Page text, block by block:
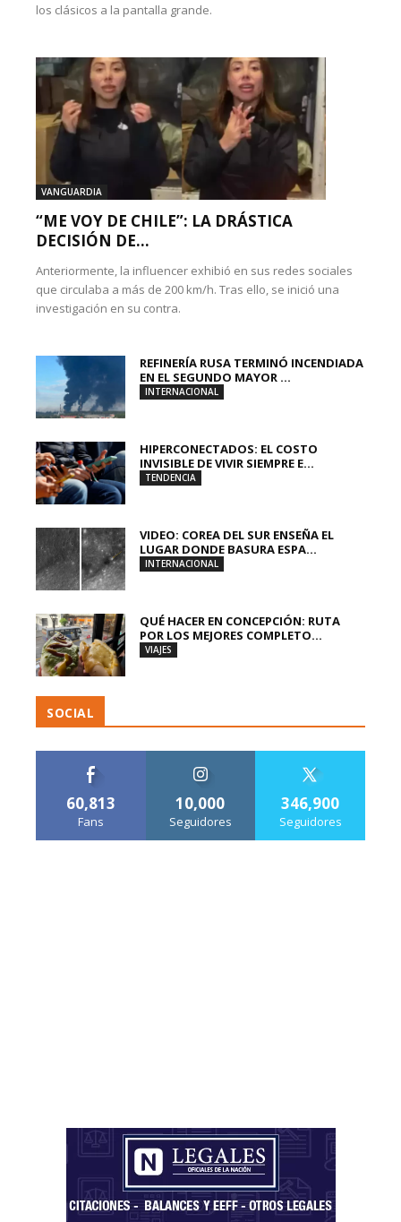
los clásicos a la pantalla grande.
VANGUARDIA
“ME VOY DE CHILE”: LA DRÁSTICA
DECISIÓN DE...
Anteriormente, la influencer exhibió en sus redes sociales
que circulaba a más de 200 km/h. Tras ello, se inició una
investigación en su contra.
REFINERÍA RUSA TERMINÓ INCENDIADA
EN EL SEGUNDO MAYOR ...
INTERNACIONAL
HIPERCONECTADOS: EL COSTO
INVISIBLE DE VIVIR SIEMPRE E...
TENDENCIA
VIDEO: COREA DEL SUR ENSEÑA EL
LUGAR DONDE BASURA ESPA...
INTERNACIONAL
QUÉ HACER EN CONCEPCIÓN: RUTA
POR LOS MEJORES COMPLETO...
VIAJES
SOCIAL
60,813
Fans
10,000
Seguidores
346,900
Seguidores